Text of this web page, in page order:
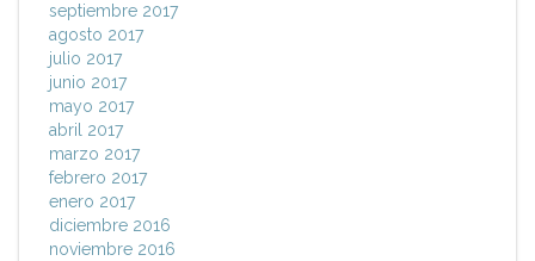
septiembre 2017
agosto 2017
julio 2017
junio 2017
mayo 2017
abril 2017
marzo 2017
febrero 2017
enero 2017
diciembre 2016
noviembre 2016